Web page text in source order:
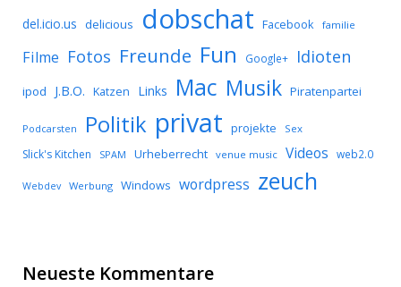
del.icio.us delicious dobschat Facebook familie
Filme Fotos Freunde Fun Google+ Idioten
ipod J.B.O. Katzen Links Mac Musik Piratenpartei
Podcarsten Politik privat projekte Sex
Slick's Kitchen SPAM Urheberrecht venue music Videos web2.0
Webdev Werbung Windows wordpress zeuch
Neueste Kommentare